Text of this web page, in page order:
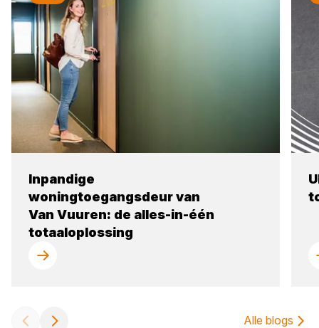
Inpandige
woningtoegangsdeur van
Van Vuuren: de alles-in-één
totaaloplossing
Alle blogs